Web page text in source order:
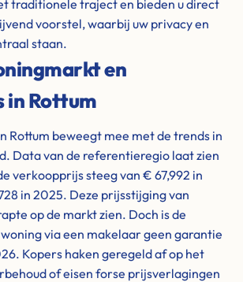
traditionele traject en bieden u direct
voorstel, waarbij uw privacy en
staan.
en
in Rottum
Rottum beweegt mee met de trends in
Data van de referentieregio laat zien
verkoopprijs steeg van € 67,992 in
in 2025. Deze prijsstijging van
op de markt zien. Doch is de
via een makelaar geen garantie
Kopers haken geregeld af op het
of eisen forse prijsverlagingen